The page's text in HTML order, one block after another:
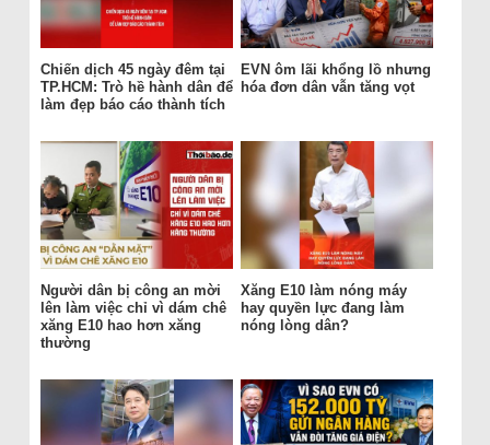
Chiến dịch 45 ngày đêm tại
TP.HCM: Trò hề hành dân để
làm đẹp báo cáo thành tích
EVN ôm lãi khổng lồ nhưng
hóa đơn dân vẫn tăng vọt
Người dân bị công an mời
lên làm việc chỉ vì dám chê
xăng E10 hao hơn xăng
thường
Xăng E10 làm nóng máy
hay quyền lực đang làm
nóng lòng dân?